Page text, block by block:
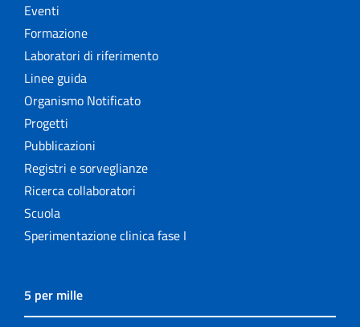
Eventi
Formazione
Laboratori di riferimento
Linee guida
Organismo Notificato
Progetti
Pubblicazioni
Registri e sorveglianze
Ricerca collaboratori
Scuola
Sperimentazione clinica fase I
5 per mille